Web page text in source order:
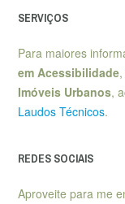
SERVIÇOS
Para maiores
em Acessibilidade,
Imóveis Urbanos,
Laudos Técnicos.
REDES SOCIAIS
Aproveite para me